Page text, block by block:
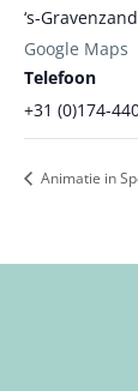
‘s-
Google Maps
Telefoon
+31 (0)174-
Animatie in